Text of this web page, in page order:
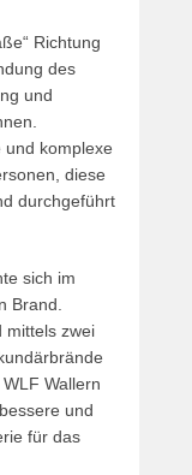
Richtung
des
und
komplexe
diese
durchgeführt
sich im
Brand.
mittels zwei
Wallern
und
für das